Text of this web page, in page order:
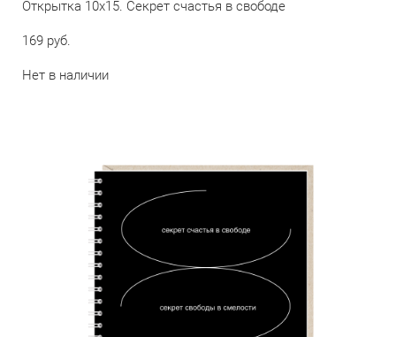
Открытка 10х15. Секрет счастья в свободе
169 pуб.
Нет в наличии